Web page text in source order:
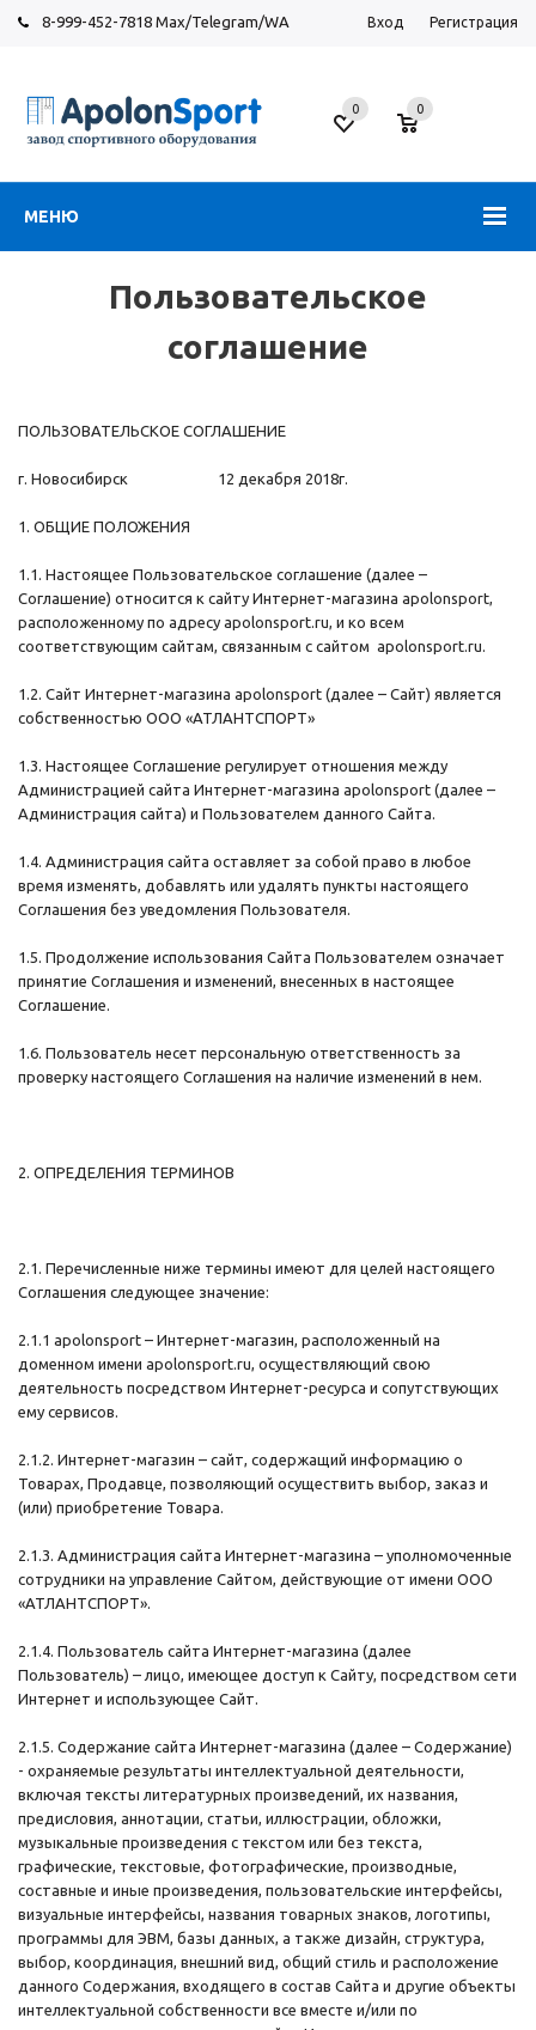
8-999-452-7818 Max/Telegram/WA Вход Регистрация
МЕНЮ
Москва
Новорязанское
0
0
Пользовательское
соглашение
ПОЛЬЗОВАТЕЛЬСКОЕ СОГЛАШЕНИЕ
г. Новосибирск 12 декабря 2018г.
1. ОБЩИЕ ПОЛОЖЕНИЯ
1.1. Настоящее Пользовательское соглашение (далее –
Соглашение) относится к сайту Интернет-магазина apolonsport,
расположенному по адресу apolonsport.ru, и ко всем
соответствующим сайтам, связанным с сайтом apolonsport.ru.
1.2. Сайт Интернет-магазина apolonsport (далее – Сайт) является
собственностью ООО «АТЛАНТСПОРТ»
1.3. Настоящее Соглашение регулирует отношения между
Администрацией сайта Интернет-магазина apolonsport (далее –
Администрация сайта) и Пользователем данного Сайта.
1.4. Администрация сайта оставляет за собой право в любое
время изменять, добавлять или удалять пункты настоящего
Соглашения без уведомления Пользователя.
1.5. Продолжение использования Сайта Пользователем означает
принятие Соглашения и изменений, внесенных в настоящее
Соглашение.
1.6. Пользователь несет персональную ответственность за
проверку настоящего Соглашения на наличие изменений в нем.
2. ОПРЕДЕЛЕНИЯ ТЕРМИНОВ
2.1. Перечисленные ниже термины имеют для целей настоящего
Соглашения следующее значение:
2.1.1 apolonsport – Интернет-магазин, расположенный на
доменном имени apolonsport.ru, осуществляющий свою
деятельность посредством Интернет-ресурса и сопутствующих
ему сервисов.
2.1.2. Интернет-магазин – сайт, содержащий информацию о
Товарах, Продавце, позволяющий осуществить выбор, заказ и
(или) приобретение Товара.
2.1.3. Администрация сайта Интернет-магазина – уполномоченные
сотрудники на управление Сайтом, действующие от имени ООО
«АТЛАНТСПОРТ».
2.1.4. Пользователь сайта Интернет-магазина (далее
Пользователь) – лицо, имеющее доступ к Сайту, посредством сети
Интернет и использующее Сайт.
2.1.5. Содержание сайта Интернет-магазина (далее – Содержание)
- охраняемые результаты интеллектуальной деятельности,
включая тексты литературных произведений, их названия,
предисловия, аннотации, статьи, иллюстрации, обложки,
музыкальные произведения с текстом или без текста,
графические, текстовые, фотографические, производные,
составные и иные произведения, пользовательские интерфейсы,
визуальные интерфейсы, названия товарных знаков, логотипы,
программы для ЭВМ, базы данных, а также дизайн, структура,
выбор, координация, внешний вид, общий стиль и расположение
данного Содержания, входящего в состав Сайта и другие объекты
интеллектуальной собственности все вместе и/или по